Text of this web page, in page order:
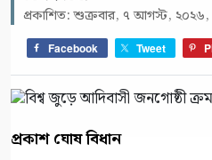
প্রকাশিত: শুক্রবার, ৭ আগস্ট, ২০২৬,
Facebook Tweet
প্রকাশ ঘোষ বিধান